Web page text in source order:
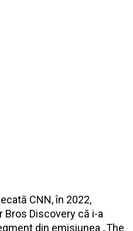
CNN, în 2022,
Bros Discovery că i-a
din emisiunea „The